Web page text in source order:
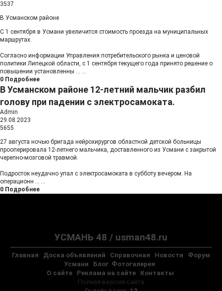
3537
В Усманском районе
С 1 сентября в Усмани увеличится стоимость проезда на муниципальных
маршрутах.
Согласно информации Управления потребительского рынка и ценовой
политики Липецкой области, с 1 сентября текущего года принято решение о
повышении установленны ... ...
0 Подробнее
В Усманском районе 12-летний мальчик разбил
голову при падении с электросамоката.
Admin
29.08.2023
5655
27 августа ночью бригада нейрохирургов областной детской больницы
прооперировала 12-летнего мальчика, доставленного из Усмани с закрытой
черепно-мозговой травмой.
Подросток неудачно упал с электросамоката в субботу вечером. На
операционн ... ...
0 Подробнее
УСМАНЬ 48 / usman48.ru
Главная Доска объявлений Справочная Новости
Форум
Усмани
Блог Фотогалерея
О сайте
Реклама на сайте
Контакты
Полная версия сайта